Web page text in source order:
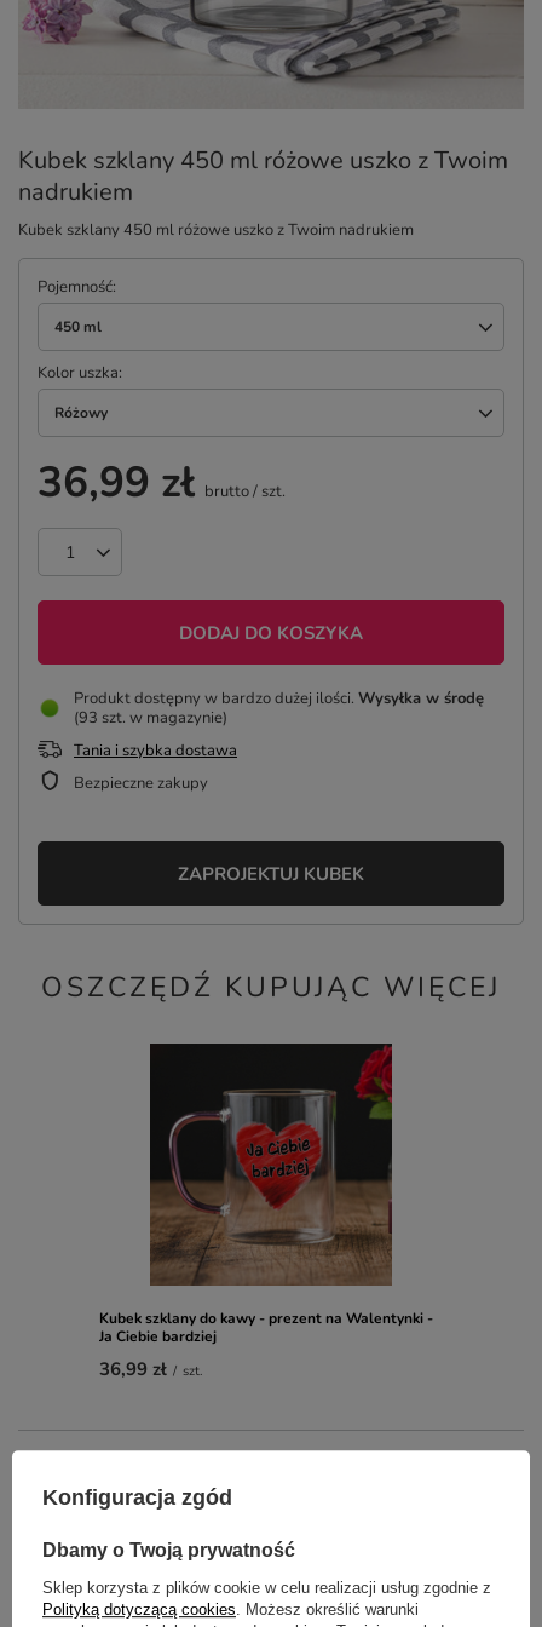
Kubek szklany 450 ml różowe uszko z Twoim
nadrukiem
Kubek szklany 450 ml różowe uszko z Twoim nadrukiem
Pojemność
450 ml
Kolor uszka
Różowy
36,99 zł brutto/ szt.
DODAJ DO KOSZYKA
Produkt dostępny w bardzo dużej ilości Wysyłka w środę
(93 szt. w magazynie)
Tania i szybka dostawa
Bezpieczne zakupy
ZAPROJEKTUJ KUBEK
OSZCZĘDŹ KUPUJĄC WIĘCEJ
Kubek szklany do kawy - prezent na Walentynki -
Ja Ciebie bardziej
36,99 zł / szt.
OPIS
SZCZEGÓŁOWE DANE
Konfiguracja zgód
Dbamy o Twoją prywatność
Sklep korzysta z plików cookie w celu realizacji usług zgodnie z
Polityką dotyczącą cookies. Możesz określić warunki